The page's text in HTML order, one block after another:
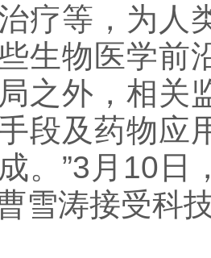
疗等，为人
生物医学前
之外，相关
段及药物应
。”3月10日
雪涛接受科